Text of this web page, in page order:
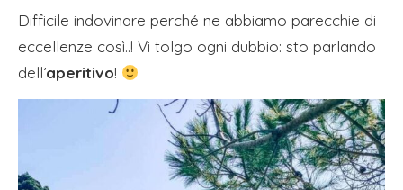
Difficile indovinare perché ne abbiamo parecchie di
eccellenze così..! Vi tolgo ogni dubbio: sto parlando
dell’aperitivo!